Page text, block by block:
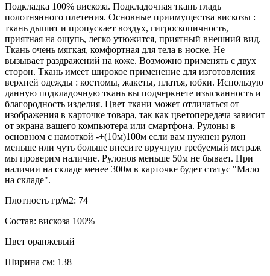
Подкладка 100% вискоза. Подкладочная ткань гладь
полотнянного плетения. Основные приимущества вискозы :
ткань дышит и пропускает воздух, гигроскопичность,
приятная на ощупь, легко утюжится, приятный внешний вид.
Ткань очень мягкая, комфортная для тела в носке. Не
вызывает раздражений на коже. Возможно применять с двух
сторон. Ткань имеет широкое применение для изготовления
верхней одежды : костюмы, жакеты, платья, юбки. Использую
данную подкладочную ткань вы подчеркнете изысканность и
благородность изделия. Цвет ткани может отличаться от
изображения в карточке товара, так как цветопередача зависит
от экрана вашего компьютера или смартфона. Рулоны в
основном с намоткой -+(10м)100м если вам нужнен рулон
меньше или чуть больше внесите вручную требуемый метраж
мы проверим наличие. Рулонов меньше 50м не бывает. При
наличии на складе менее 300м в карточке будет статус "Мало
на складе".
Плотность гр/м2: 74
Состав: вискоза 100%
Цвет оранжевый
Ширина см: 138